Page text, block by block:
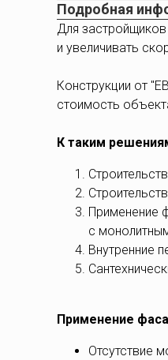
Подробная
Для
и увеличивать
Конструкции от
стоимость
К таким
Применение
с
Внутренние
Применение
Отсутствие